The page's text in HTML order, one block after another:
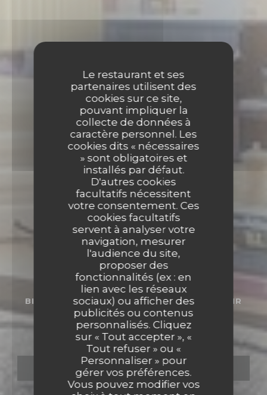
Le restaurant et ses
partenaires utilisent des
cookies sur ce site,
pouvant impliquer la
collecte de données à
caractère personnel. Les
cookies dits « nécessaires
» sont obligatoires et
installés par défaut.
D'autres cookies
facultatifs nécessitent
votre consentement. Ces
cookies facultatifs
servent à analyser votre
navigation, mesurer
l'audience du site,
proposer des
fonctionnalités (ex : en
lien avec les réseaux
sociaux) ou afficher des
publicités ou contenus
personnalisés. Cliquez
sur « Tout accepter », «
Tout refuser » ou «
Personnaliser » pour
gérer vos préférences.
Vous pouvez modifier vos
BISTRONOMIQUE• HÉROUVILLE-SAINT-CLAIR
Bistro Mirlot
RÉSERVER